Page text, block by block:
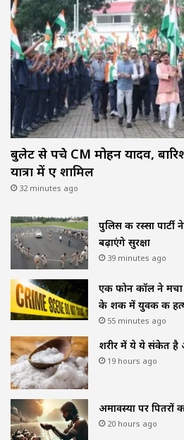
बुलेट से पहुंचे CM मोहन यादव,
यात्रा में हुए शामिल
32 minutes ago
पुलिस की रस्सा पार्टी
बढ़ाएंगे सुरक्षा
39 minutes ago
एक फोन कॉल ने मचा
के शक में युवक की
55 minutes ago
शरीर में ये ये संकेत है
19 hours ago
अमावस्या पर पितरों
20 hours ago